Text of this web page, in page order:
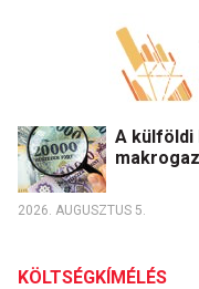
A külföldi
2026. AUGUSZTUS 5.
KÖLTSÉGKÍMÉLÉS